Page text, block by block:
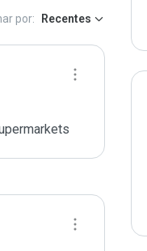
por: Recentes